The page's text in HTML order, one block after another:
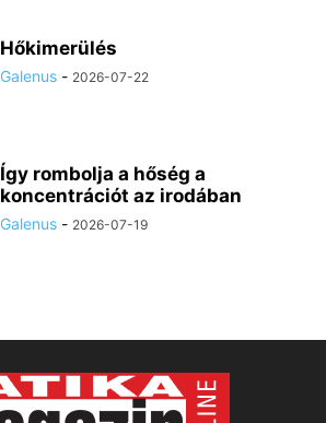
Hőkimerülés
Galenus - 2026-07-22
Így rombolja a hőség a
koncentrációt az irodában
Galenus - 2026-07-19